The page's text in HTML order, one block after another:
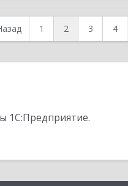
1 2 3 4
1С:Предприятие.